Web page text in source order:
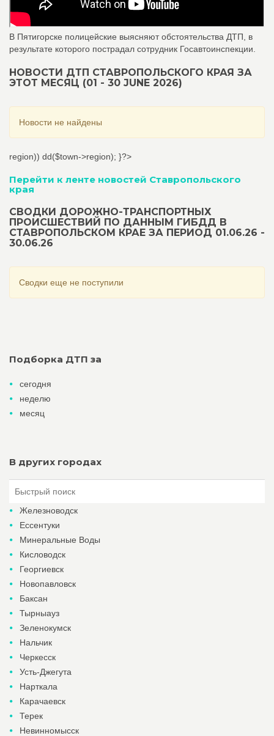
В Пятигорске полицейские выясняют обстоятельства ДТП, в
результате которого пострадал сотрудник Госавтоинспекции.
НОВОСТИ ДТП СТАВРОПОЛЬСКОГО КРАЯ ЗА
ЭТОТ МЕСЯЦ (01 - 30 JUNE 2026)
Новости не найдены
region)) dd($town->region); }?>
Перейти к ленте новостей Ставропольского
края
СВОДКИ ДОРОЖНО-ТРАНСПОРТНЫХ
ПРОИСШЕСТВИЙ ПО ДАННЫМ ГИБДД В
СТАВРОПОЛЬСКОМ КРАЕ ЗА ПЕРИОД 01.06.26 -
30.06.26
Сводки еще не поступили
Подборка ДТП за
сегодня
неделю
месяц
В других городах
Железноводск
Ессентуки
Минеральные Воды
Кисловодск
Георгиевск
Новопавловск
Баксан
Тырныауз
Зеленокумск
Нальчик
Черкесск
Усть-Джегута
Нарткала
Карачаевск
Терек
Невинномысск